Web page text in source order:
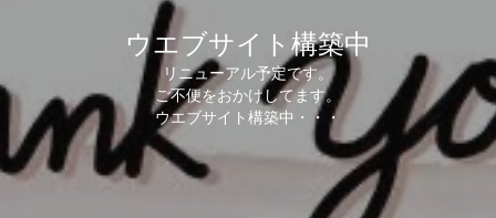
ウエブサイト構築中
リニューアル予定です。
ご不便をおかけしてます。
ウエブサイト構築中・・・